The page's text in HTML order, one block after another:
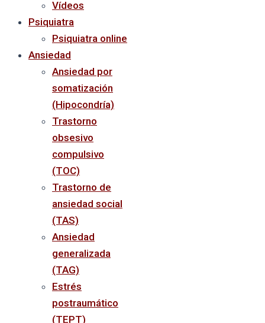
Vídeos
Psiquiatra
Psiquiatra online
Ansiedad
Ansiedad por
somatización
(Hipocondría)
Trastorno
obsesivo
compulsivo
(TOC)
Trastorno de
ansiedad social
(TAS)
Ansiedad
generalizada
(TAG)
Estrés
postraumático
(TEPT)